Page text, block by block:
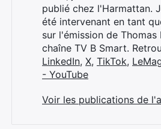
publié chez l'Harmattan.
été intervenant en tant
sur l'émission de Thomas
chaîne TV B Smart.
LinkedIn, X, TikTok,
- YouTube
Voir les publications de